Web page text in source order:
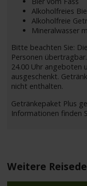
Alkoholfreies
Alkoholfreie
Mineralwasser
Bitte beachten Sie:
Personen
24.00 Uhr angeboten
ausgeschenkt.
nicht enthalten.
Getränkepaket Plus
Informationen finden
Weitere